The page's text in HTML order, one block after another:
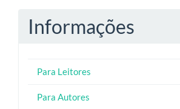
Informações
Para Leitores
Para Autores